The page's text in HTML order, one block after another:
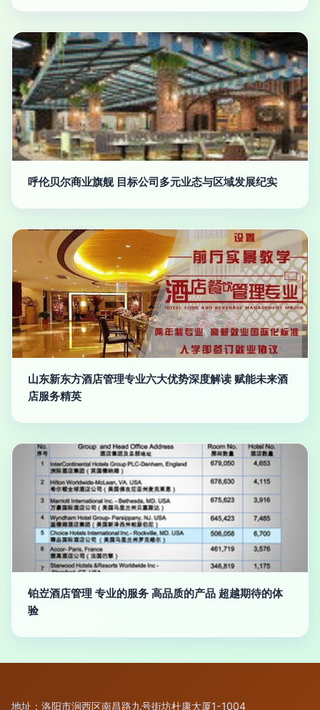
呼伦贝尔商业旗舰 目标公司多元业态与区域发展纪实
山东新东方酒店管理专业六大优势深度解读 赋能未来酒
店服务精英
铂岦酒店管理 专业的服务 高品质的产品 超越期待的体
验
地址：洛阳市涧西区南昌路九号街坊杜康大厦1-1004